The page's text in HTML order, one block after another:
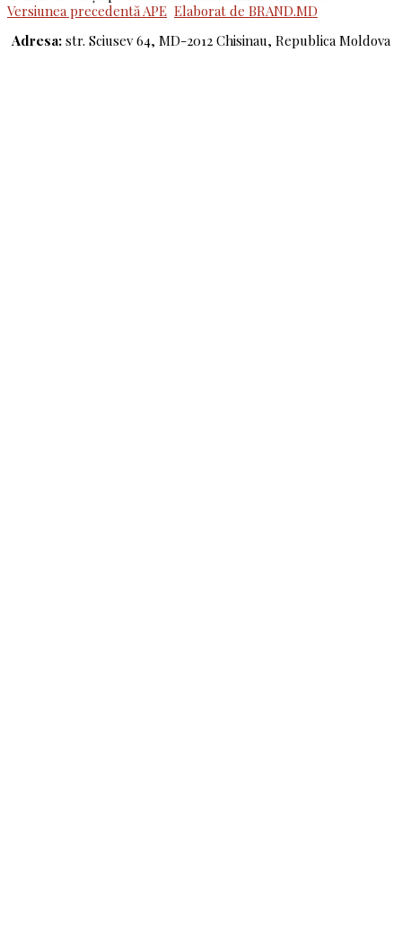
Versiunea precedentă APE Elaborat de BRAND.MD
Adresa: str. Sciusev 64, MD-2012 Chisinau, Republica Moldova